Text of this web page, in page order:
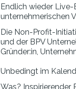
Endlich wieder
unternehmerischen
Die Non-Profit-
und der BPV
Gründer:in,
Unbedingt im
Was? Inspirierender